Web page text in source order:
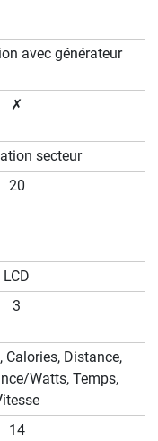
avec générateur
✗
secteur
20
LCD
3
Calories, Distance,
Watts, Temps,
14